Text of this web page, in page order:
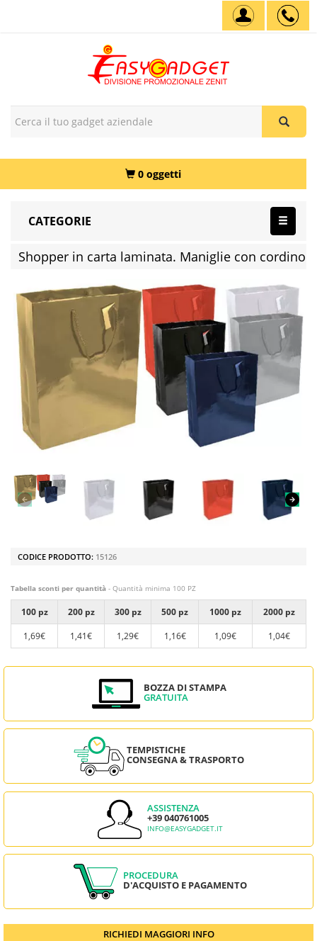
0 oggetti
CATEGORIE
Shopper in carta laminata. Maniglie con cordino
CODICE PRODOTTO: 15126
Tabella sconti per quantità - Quantità minima 100 PZ
100 pz 200 pz 300 pz 500 pz 1000 pz
2000 pz
1,69€
1,41€ 1,29€ 1,16€ 1,09€ 1,04€
BOZZA DI STAMPA
GRATUITA
TEMPISTICHE
CONSEGNA & TRASPORTO
ASSISTENZA
+39 040761005
INFO@EASYGADGET.IT
PROCEDURA
D'ACQUISTO E PAGAMENTO
RICHIEDI MAGGIORI INFO